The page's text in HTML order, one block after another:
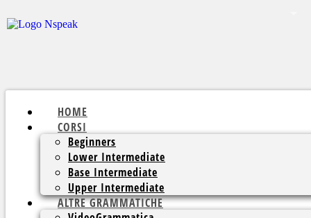
HOME
CORSI
Beginners
Lower Intermediate
Base Intermediate
Upper Intermediate
ALTRE GRAMMATICHE